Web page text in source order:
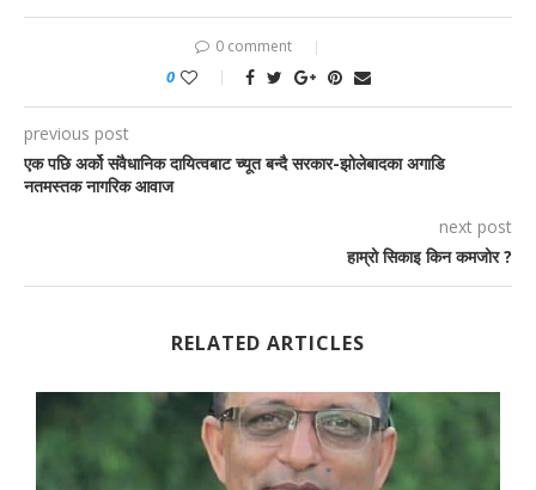
0 comment
0
previous post
एक पछि अर्को संवैधानिक दायित्वबाट च्यूत बन्दै सरकार-झोलेबादका अगाडि
नतमस्तक नागरिक आवाज
next post
हाम्रो सिकाइ किन कमजोर ?
RELATED ARTICLES